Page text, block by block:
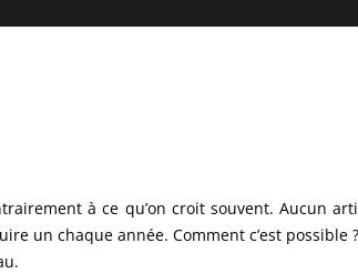
à ce qu’on croit souvent. Aucun
un chaque année. Comment c’est possible